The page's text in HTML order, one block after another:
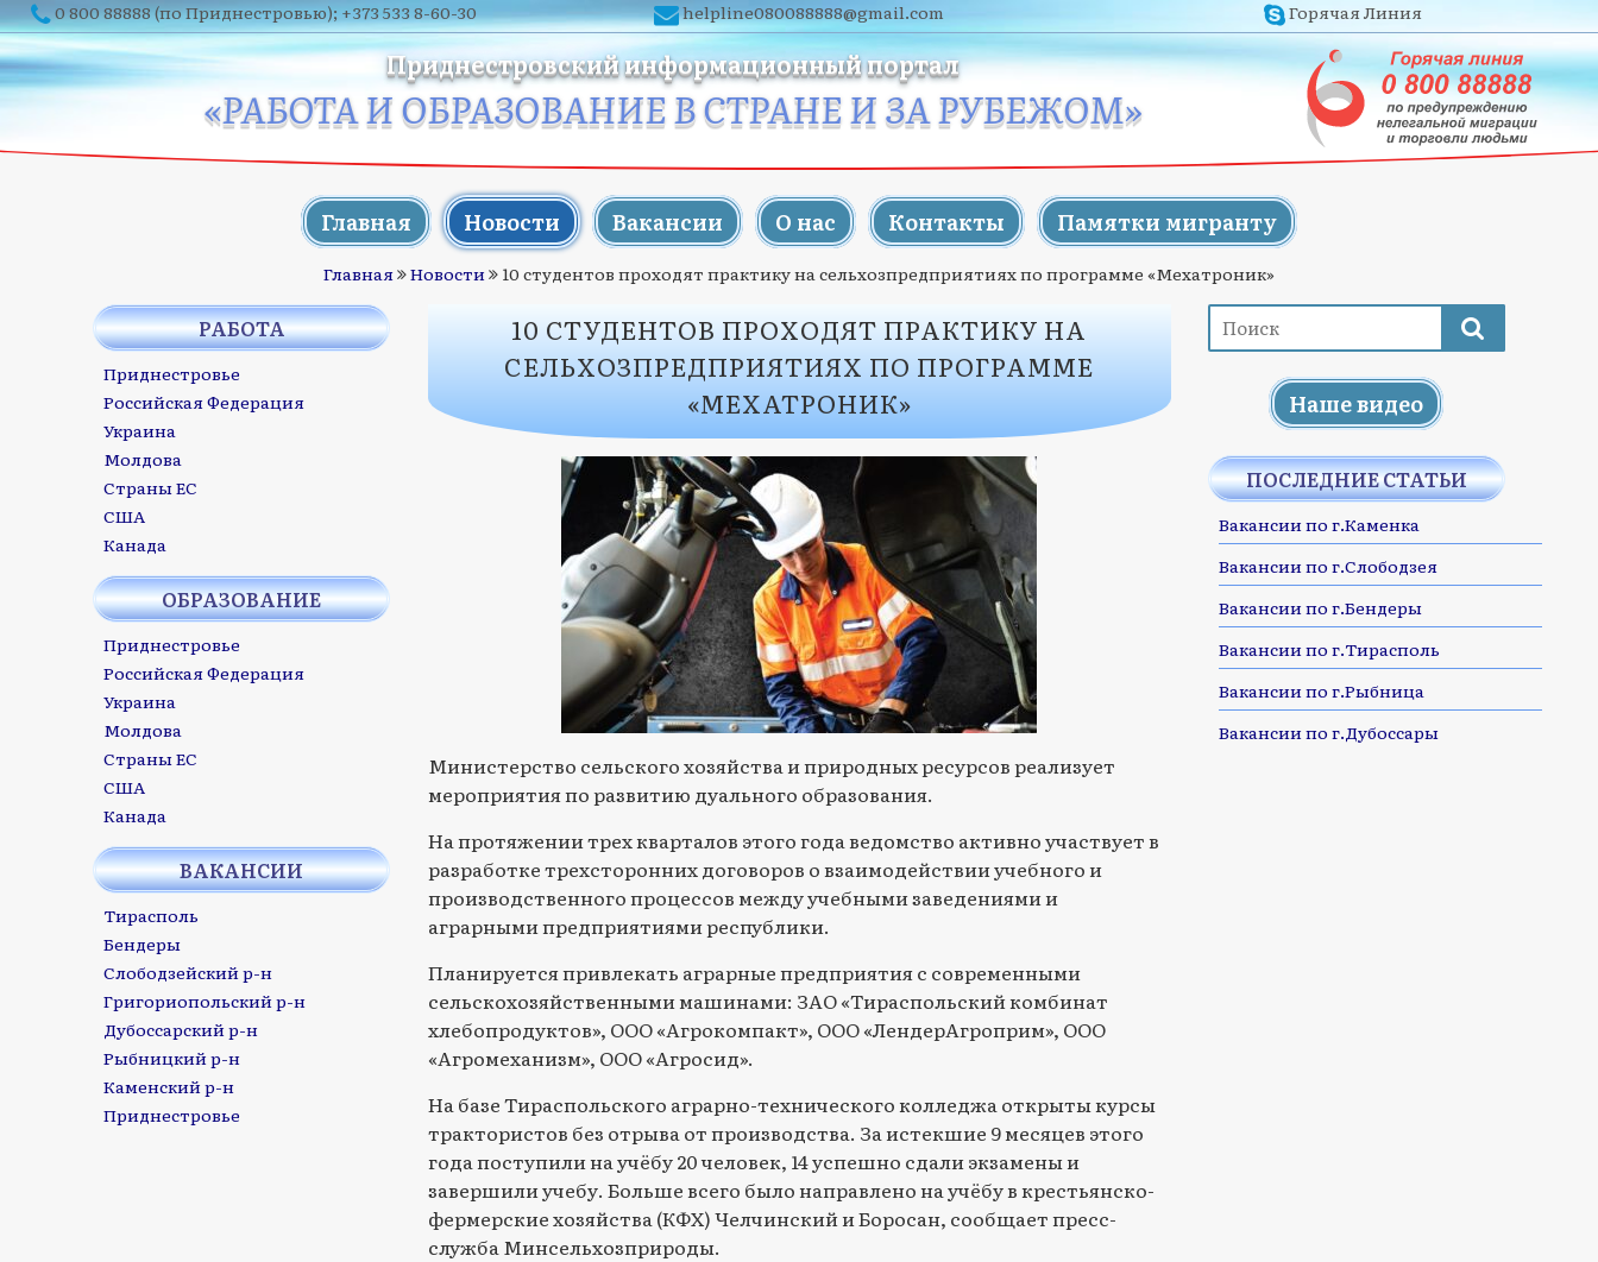
0 800 88888(по Приднестровью); +373 533 8-60-30 helpline080088888@gmail.com Горячая Линия
Приднестровский информационный портал
«РАБОТА И ОБРАЗОВАНИЕ В СТРАНЕ И ЗА РУБЕЖОМ»
Главная Новости Вакансии О нас Контакты Памятки мигранту
Главная Новости 10 студентов проходят практику на сельхозпредприятиях по программе «Мехатроник»
РАБОТА
Приднестровье
Российская Федерация
Украина
Молдова
Страны ЕС
США
Канада
ОБРАЗОВАНИЕ
Приднестровье
Российская Федерация
Украина
Молдова
Страны ЕС
США
Канада
ВАКАНСИИ
Тирасполь
Бендеры
Слободзейский р-н
Григориопольский р-н
Дубоссарский р-н
Рыбницкий р-н
Каменский р-н
Приднестровье
10 СТУДЕНТОВ ПРОХОДЯТ ПРАКТИКУ НА
СЕЛЬХОЗПРЕДПРИЯТИЯХ ПО ПРОГРАММЕ
«МЕХАТРОНИК»
Министерство сельского хозяйства и природных ресурсов реализует
мероприятия по развитию дуального образования.
На протяжении трех кварталов этого года ведомство активно участвует в
разработке трехсторонних договоров о взаимодействии учебного и
производственного процессов между учебными заведениями и
аграрными предприятиями республики.
Планируется привлекать аграрные предприятия с современными
сельскохозяйственными машинами: ЗАО «Тираспольский комбинат
хлебопродуктов», ООО «Агрокомпакт», ООО «ЛендерАгроприм», ООО
«Агромеханизм», ООО «Агросид».
На базе Тираспольского аграрно-технического колледжа открыты курсы
трактористов без отрыва от производства. За истекшие 9 месяцев этого
года поступили на учёбу 20 человек, 14 успешно сдали экзамены и
завершили учебу. Больше всего было направлено на учёбу в крестьянско-
фермерские хозяйства (КФХ) Челчинский и Боросан, сообщает пресс-
служба Минсельхозприроды.
Наше видео
ПОСЛЕДНИЕ СТАТЬИ
Вакансии по г.Каменка
Вакансии по г.Слободзея
Вакансии по г.Бендеры
Вакансии по г.Тирасполь
Вакансии по г.Рыбница
Вакансии по г.Дубоссары